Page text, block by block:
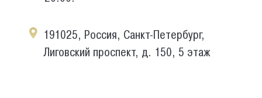
191025, Россия, Санкт-Петербург,
Лиговский проспект, д. 150, 5 этаж